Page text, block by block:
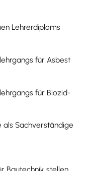
Lehrerdiploms
für Asbest
für Biozid-
als Sachverständige